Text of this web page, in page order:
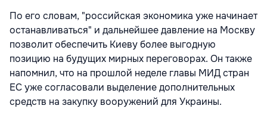
По его словам, "российская экономика уже начинает
останавливаться" и дальнейшее давление на Москву
позволит обеспечить Киеву более выгодную
позицию на будущих мирных переговорах. Он также
напомнил, что на прошлой неделе главы МИД стран
ЕС уже согласовали выделение дополнительных
средств на закупку вооружений для Украины.